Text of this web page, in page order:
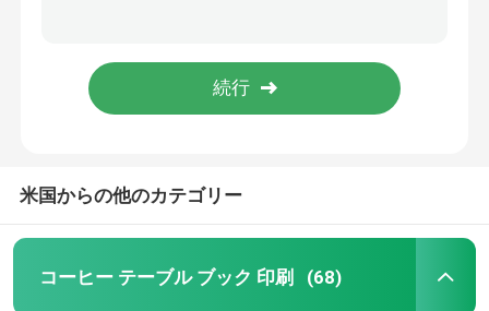
子供 の 本 の 印刷
小説本印刷
教科書印刷サービス
露出した脊椎 絵本編み 芸術文献
米国からの他のカテゴリー
コーヒー テーブル ブック 印刷 (68)